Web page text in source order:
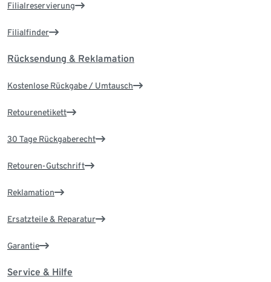
Filialreservierung
Filialfinder
Rücksendung & Reklamation
Kostenlose Rückgabe / Umtausch
Retourenetikett
30 Tage Rückgaberecht
Retouren-Gutschrift
Reklamation
Ersatzteile & Reparatur
Garantie
Service & Hilfe